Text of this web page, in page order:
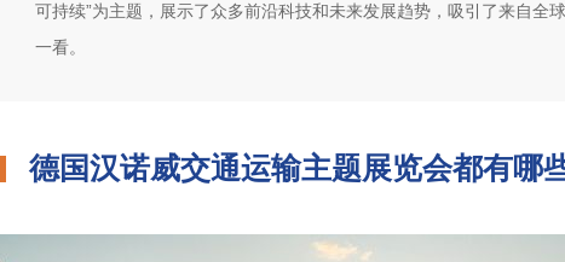
可持续”为主题，展示了众多前沿科技和未来发展趋势，吸引了来自全
一看。
德国汉诺威交通运输主题展览会都有哪